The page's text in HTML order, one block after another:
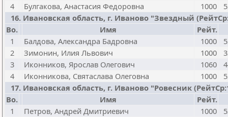
4
Булгакова, Анастасия Федоровна 1000
16. Ивановская область, г. Иваново "Звездный
Bo.
Имя
Рейт.
1
Балдова, Александра Бадровна 1000
2
Зимонин, Илия Львович 1000
3
Иконников, Ярослав Олегович 1060
4
Иконникова, Святаслава Олеговна 1000
17. Ивановская область, г. Иваново "Ровесник
Bo.
Имя
Рейт.
1
Петров, Андрей Дмитриевич 1000